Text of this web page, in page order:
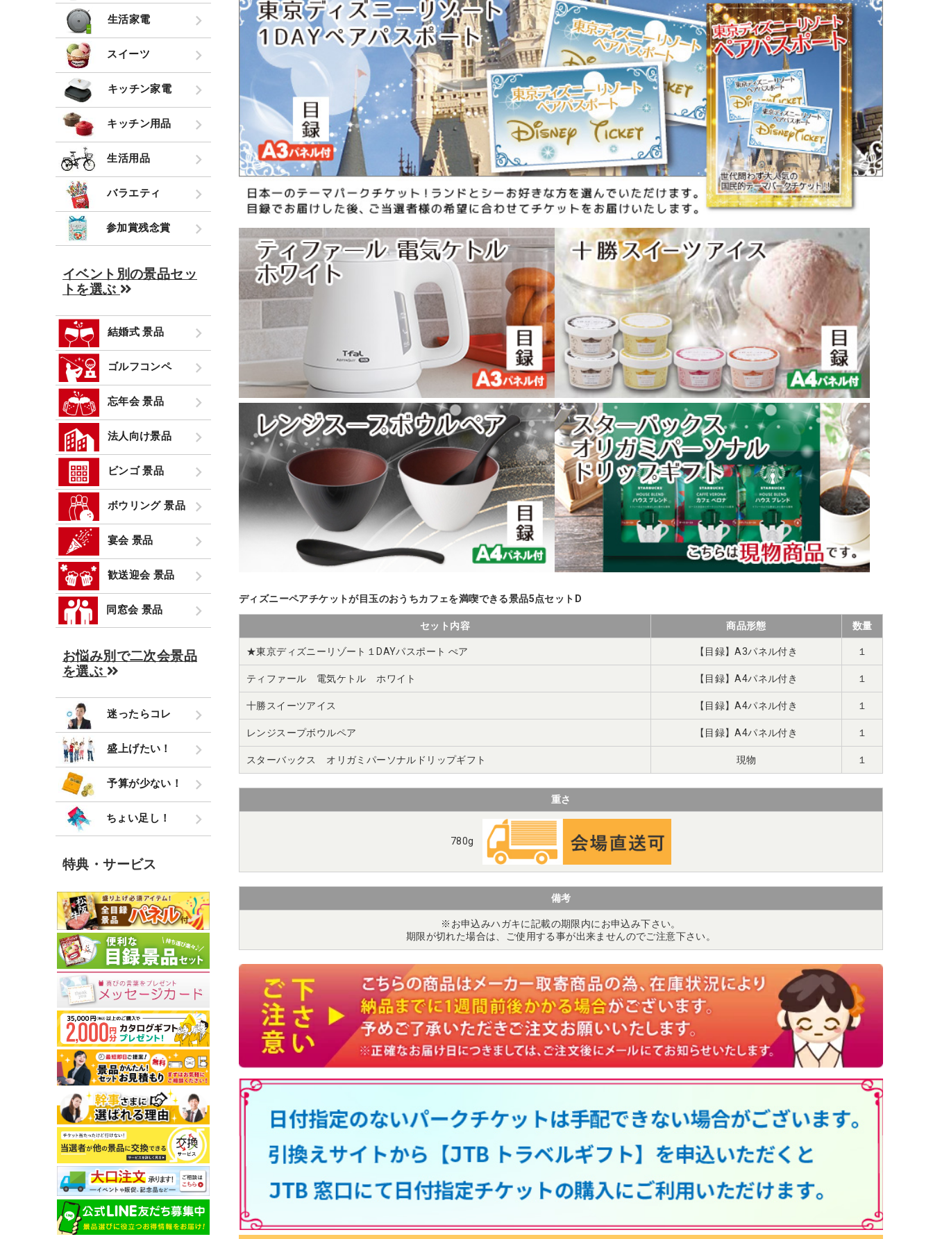
生活家電
スイーツ
キッチン家電
キッチン用品
生活用品
バラエティ
参加賞残念賞
イベント別の景品セッ
トを選ぶ
結婚式 景品
ゴルフコンペ
忘年会 景品
法人向け景品
ビンゴ 景品
ボウリング 景品
宴会 景品
歓送迎会 景品
同窓会 景品
お悩み別で二次会景品
を選ぶ
迷ったらコレ
盛上げたい！
予算が少ない！
ちょい足し！
特典・サービス
ディズニーペアチケットが目玉のおうちカフェを満喫できる景品5点セットD
セット内容 商品形態 数量
★東京ディズニーリゾート１DAYパスポート ぺア 【目録】A3パネル付き １
ティファール 電気ケトル ホワイト 【目録】A4パネル付き １
十勝スイーツアイス 【目録】A4パネル付き １
レンジスープボウルペア 【目録】A4パネル付き １
スターバックス オリガミパーソナルドリップギフト 現物 １
重さ
780g
備考
※お申込みハガキに記載の期限内にお申込み下さい。
期限が切れた場合は、ご使用する事が出来ませんのでご注意下さい。